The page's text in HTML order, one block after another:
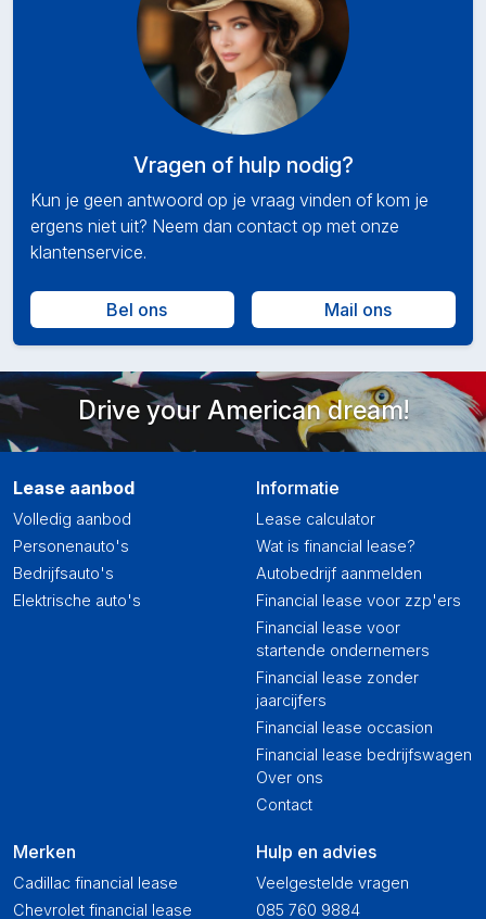
Vragen of hulp nodig?
Kun je geen antwoord op je vraag vinden of kom je
ergens niet uit? Neem dan contact op met onze
klantenservice.
Bel ons Mail ons
Drive your American dream!
Lease aanbod
Volledig aanbod
Personenauto's
Bedrijfsauto's
Elektrische auto's
Merken
Cadillac financial lease
Chevrolet financial lease
Informatie
Lease calculator
Wat is financial lease?
Autobedrijf aanmelden
Financial lease voor zzp'ers
Financial lease voor
startende ondernemers
Financial lease zonder
jaarcijfers
Financial lease occasion
Financial lease bedrijfswagen
Over ons
Contact
Hulp en advies
Veelgestelde vragen
085 760 9884